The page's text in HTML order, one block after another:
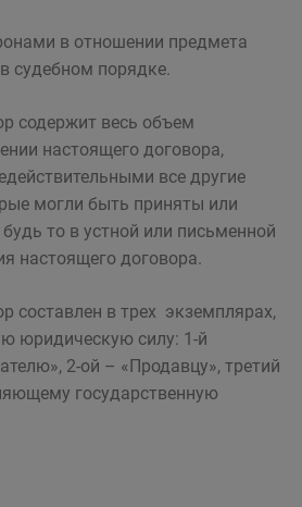
в отношении предмета
судебном порядке.
содержит весь объем
настоящего договора,
все другие
могли быть приняты или
то в устной или письменной
настоящего договора.
составлен в трех экземплярах,
юридическую силу: 1-й
2-ой – «Продавцу», третий
государственную